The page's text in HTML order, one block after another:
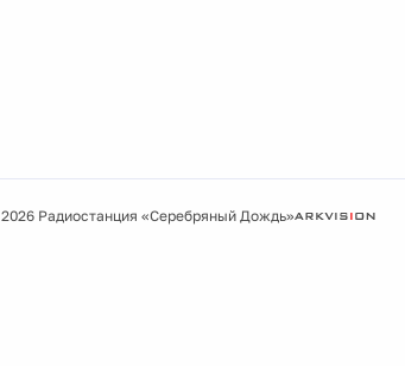
2026 Радиостанция «Серебряный Дождь»